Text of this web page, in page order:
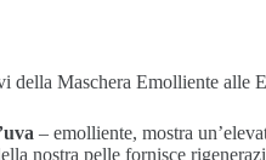
della Maschera Emolliente alle
– emolliente, mostra
nostra pelle fornisce